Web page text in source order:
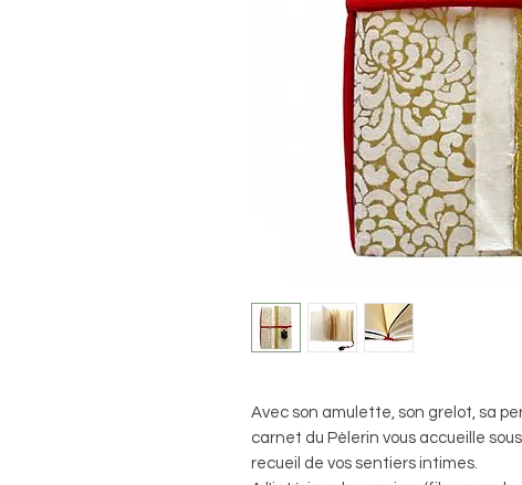
Avec son amulette, son grelot, sa
carnet du Pèlerin vous accueille
recueil de vos sentiers intimes.